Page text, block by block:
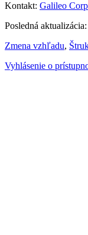
Kontakt: Galileo
Posledná
Zmena vzhľadu,
Vyhlásenie o